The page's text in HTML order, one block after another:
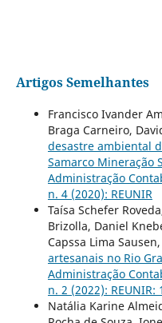
Artigos Semelhantes
Francisco Ivander
Braga Carneiro,
desastre ambiental
Samarco Mineração
Administração
n. 4 (2020): REUNIR
Taísa Schefer
Brizolla, Daniel
Capssa Lima Sausen,
artesanais no Rio
Administração
n. 2 (2022): REUNIR:
Natália Karine